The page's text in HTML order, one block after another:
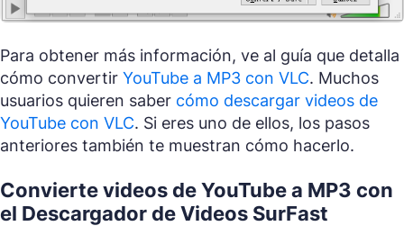
Para obtener más información, ve al guía que detalla
cómo convertir YouTube a MP3 con VLC. Muchos
usuarios quieren saber cómo descargar videos de
YouTube con VLC. Si eres uno de ellos, los pasos
anteriores también te muestran cómo hacerlo.
Convierte videos de YouTube a MP3 con
el Descargador de Videos SurFast